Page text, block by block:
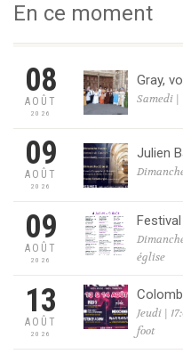
En ce moment
08
AOÛT
2026
Gray,
Samedi |
09
AOÛT
2026
Julien
09
AOÛT
2026
église
13
AOÛT
2026
Jeudi |
foot